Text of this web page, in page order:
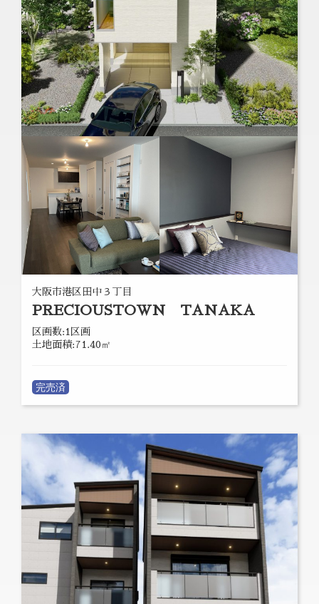
大阪市港区田中３丁目
PRECIOUSTOWN TANAKA
区画数:1区画
土地面積:71.40㎡
完売済